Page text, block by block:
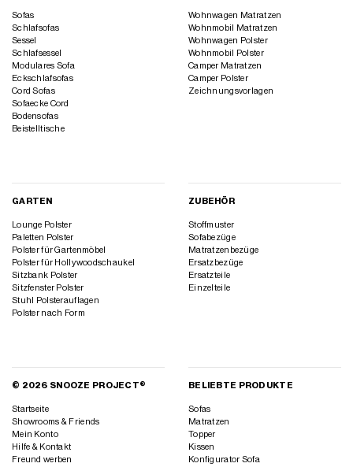
Sofas
Schlafsofas
Sessel
Schlafsessel
Modulares Sofa
Eckschlafsofas
Cord Sofas
Sofaecke Cord
Bodensofas
Beistelltische
Wohnwagen Matratzen
Wohnmobil Matratzen
Wohnwagen Polster
Wohnmobil Polster
Camper Matratzen
Camper Polster
Zeichnungsvorlagen
GARTEN
Lounge Polster
Paletten Polster
Polster für Gartenmöbel
Polster für Hollywoodschaukel
Sitzbank Polster
Sitzfenster Polster
Stuhl Polsterauflagen
Polster nach Form
ZUBEHÖR
Stoffmuster
Sofabezüge
Matratzenbezüge
Ersatzbezüge
Ersatzteile
Einzelteile
© 2026 SNOOZE PROJECT®
Startseite
Showrooms & Friends
Mein Konto
Hilfe & Kontakt
Freund werben
BELIEBTE PRODUKTE
Sofas
Matratzen
Topper
Kissen
Konfigurator Sofa